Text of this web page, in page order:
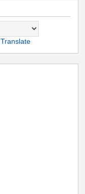
Translate